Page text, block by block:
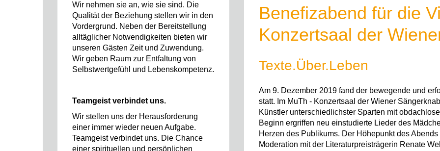
Benefizabend für die
Konzertsaal der
Texte.Über.Leben
Am 9. Dezember 2019 fand der bewegende und
statt. Im MuTh - Konzertsaal der Wiener
Künstler unterschiedlichster Sparten mit
Beginn ergriffen neu einstudierte Lieder des
Herzen des Publikums. Der Höhepunkt des
Moderation mit der Literaturpreisträgerin Renate
Wir nehmen sie an, wie sie sind. Die
Qualität der Beziehung stellen wir in den
Vordergrund. Neben der Bereitstellung
alltäglicher Notwendigkeiten bieten wir
unseren Gästen Zeit und Zuwendung.
Wir geben Raum zur Entfaltung von
Selbstwertgefühl und Lebenskompetenz.
Teamgeist verbindet uns.
Wir stellen uns der Herausforderung
einer immer wieder neuen Aufgabe.
Teamgeist verbindet uns. Die Chance
einer spirituellen und persönlichen